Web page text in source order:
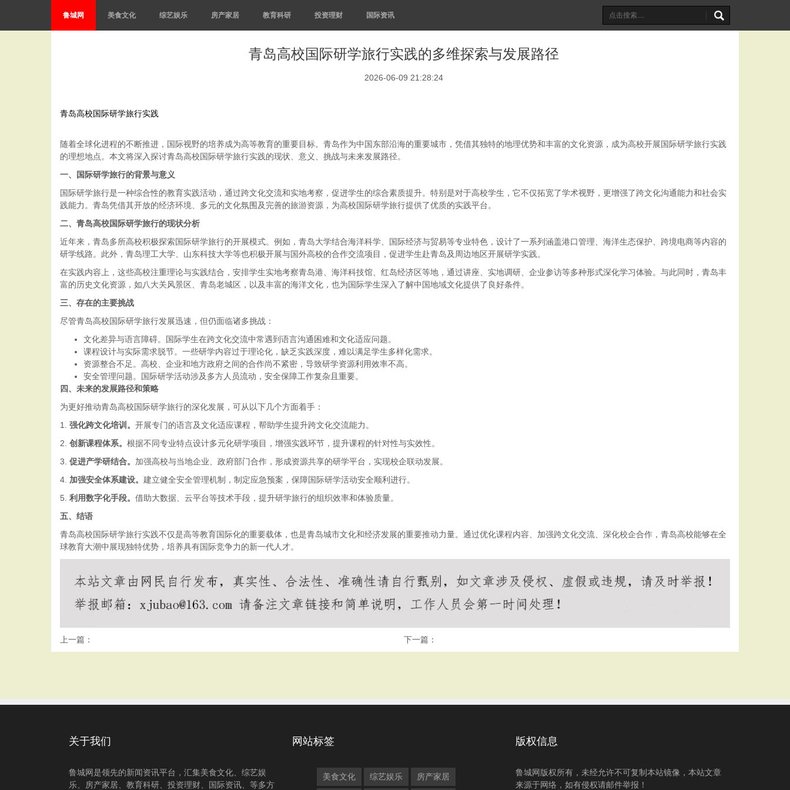
鲁城网 美食文化 综艺娱乐 房产家居 教育科研 投资理财 国际资讯
青岛高校国际研学旅行实践的多维探索与发展路径
2026-06-09 21:28:24
青岛高校国际研学旅行实践
随着全球化进程的不断推进，国际视野的培养成为高等教育的重要目标。青岛作为中国东部沿海的重要城市，凭借其独特的地理优势和丰富的文化资源，成为高校开展国际研学旅行实践
的理想地点。本文将深入探讨青岛高校国际研学旅行实践的现状、意义、挑战与未来发展路径。
一、国际研学旅行的背景与意义
国际研学旅行是一种综合性的教育实践活动，通过跨文化交流和实地考察，促进学生的综合素质提升。特别是对于高校学生，它不仅拓宽了学术视野，更增强了跨文化沟通能力和社会实
践能力。青岛凭借其开放的经济环境、多元的文化氛围及完善的旅游资源，为高校国际研学旅行提供了优质的实践平台。
二、青岛高校国际研学旅行的现状分析
近年来，青岛多所高校积极探索国际研学旅行的开展模式。例如，青岛大学结合海洋科学、国际经济与贸易等专业特色，设计了一系列涵盖港口管理、海洋生态保护、跨境电商等内容的
研学线路。此外，青岛理工大学、山东科技大学等也积极开展与国外高校的合作交流项目，促进学生赴青岛及周边地区开展研学实践。
在实践内容上，这些高校注重理论与实践结合，安排学生实地考察青岛港、海洋科技馆、红岛经济区等地，通过讲座、实地调研、企业参访等多种形式深化学习体验。与此同时，青岛丰
富的历史文化资源，如八大关风景区、青岛老城区，以及丰富的海洋文化，也为国际学生深入了解中国地域文化提供了良好条件。
三、存在的主要挑战
尽管青岛高校国际研学旅行发展迅速，但仍面临诸多挑战：
文化差异与语言障碍。国际学生在跨文化交流中常遇到语言沟通困难和文化适应问题。
课程设计与实际需求脱节。一些研学内容过于理论化，缺乏实践深度，难以满足学生多样化需求。
资源整合不足。高校、企业和地方政府之间的合作尚不紧密，导致研学资源利用效率不高。
安全管理问题。国际研学活动涉及多方人员流动，安全保障工作复杂且重要。
四、未来的发展路径和策略
为更好推动青岛高校国际研学旅行的深化发展，可从以下几个方面着手：
1. 强化跨文化培训。 开展专门的语言及文化适应课程，帮助学生提升跨文化交流能力。
2. 创新课程体系。 根据不同专业特点设计多元化研学项目，增强实践环节，提升课程的针对性与实效性。
3. 促进产学研结合。 加强高校与当地企业、政府部门合作，形成资源共享的研学平台，实现校企联动发展。
4. 加强安全体系建设。 建立健全安全管理机制，制定应急预案，保障国际研学活动安全顺利进行。
5. 利用数字化手段。 借助大数据、云平台等技术手段，提升研学旅行的组织效率和体验质量。
五、结语
青岛高校国际研学旅行实践不仅是高等教育国际化的重要载体，也是青岛城市文化和经济发展的重要推动力量。通过优化课程内容、加强跨文化交流、深化校企合作，青岛高校能够在全
球教育大潮中展现独特优势，培养具有国际竞争力的新一代人才。
上一篇： 下一篇：
关于我们
鲁城网是领先的新闻资讯平台，汇集美食文化、综艺娱
乐、房产家居、教育科研、投资理财、国际资讯、等多方
网站标签
美食文化 综艺娱乐 房产家居
版权信息
鲁城网版权所有，未经允许不可复制本站镜像，本站文章
来源于网络，如有侵权请邮件举报！